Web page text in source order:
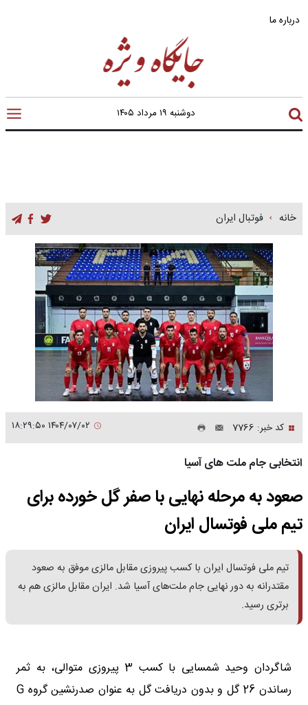
درباره ما
دوشنبه ۱۹ مرداد ۱۴۰۵
خانه فوتبال ایران
کد خبر: 7766
انتخابی جام ملت های آسیا
صعود به مرحله نهایی با صفر گل خورده برای
تیم ملی فوتسال ایران
تیم ملی فوتسال ایران با کسب پیروزی مقابل مالزی موفق به صعود
مقتدرانه به دور نهایی جام ملت‌های آسیا شد. ایران مقابل مالزی هم به
برتری رسید.
شاگردان وحید شمسایی با کسب 3 پیروزی متوالی، به ثمر
رساندن 26 گل و بدون دریافت گل به عنوان صدرنشین گروه G